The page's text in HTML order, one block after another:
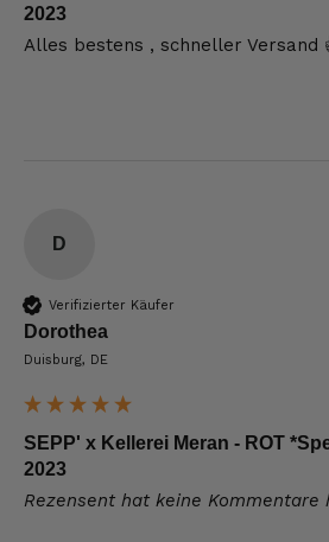
2023
Alles bestens , schneller Versand
D
Verifizierter Käufer
Dorothea
Duisburg, DE
SEPP' x Kellerei Meran - ROT
2023
Rezensent hat keine Kommentare